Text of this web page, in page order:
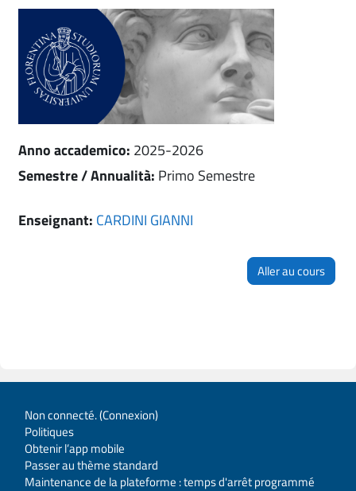
Anno accademico: 2025-2026
Semestre / Annualità: Primo Semestre
Enseignant: CARDINI GIANNI
Aller au cours
Non connecté. (Connexion)
Politiques
Obtenir l’app mobile
Passer au thème standard
Maintenance de la plateforme : temps d'arrêt programmé